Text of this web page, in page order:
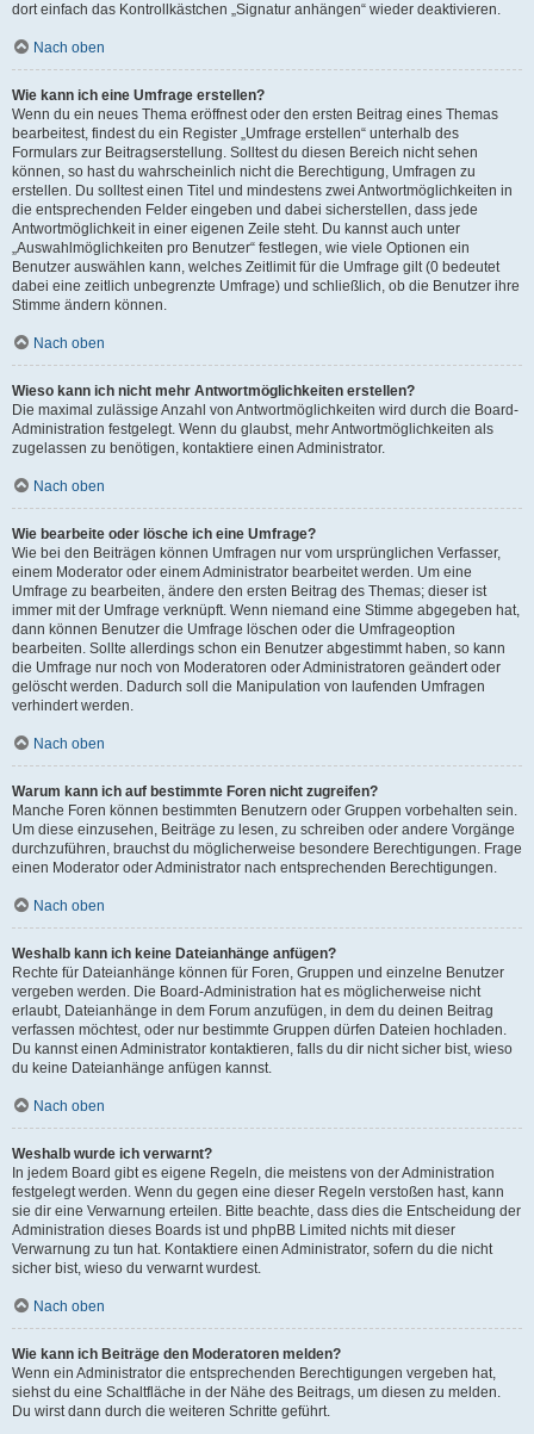
dort einfach das Kontrollkästchen „Signatur anhängen“ wieder deaktivieren.
Nach oben
Wie kann ich eine Umfrage erstellen?
Wenn du ein neues Thema eröffnest oder den ersten Beitrag eines Themas
bearbeitest, findest du ein Register „Umfrage erstellen“ unterhalb des
Formulars zur Beitragserstellung. Solltest du diesen Bereich nicht sehen
können, so hast du wahrscheinlich nicht die Berechtigung, Umfragen zu
erstellen. Du solltest einen Titel und mindestens zwei Antwortmöglichkeiten in
die entsprechenden Felder eingeben und dabei sicherstellen, dass jede
Antwortmöglichkeit in einer eigenen Zeile steht. Du kannst auch unter
„Auswahlmöglichkeiten pro Benutzer“ festlegen, wie viele Optionen ein
Benutzer auswählen kann, welches Zeitlimit für die Umfrage gilt (0 bedeutet
dabei eine zeitlich unbegrenzte Umfrage) und schließlich, ob die Benutzer ihre
Stimme ändern können.
Nach oben
Wieso kann ich nicht mehr Antwortmöglichkeiten erstellen?
Die maximal zulässige Anzahl von Antwortmöglichkeiten wird durch die Board-
Administration festgelegt. Wenn du glaubst, mehr Antwortmöglichkeiten als
zugelassen zu benötigen, kontaktiere einen Administrator.
Nach oben
Wie bearbeite oder lösche ich eine Umfrage?
Wie bei den Beiträgen können Umfragen nur vom ursprünglichen Verfasser,
einem Moderator oder einem Administrator bearbeitet werden. Um eine
Umfrage zu bearbeiten, ändere den ersten Beitrag des Themas; dieser ist
immer mit der Umfrage verknüpft. Wenn niemand eine Stimme abgegeben hat,
dann können Benutzer die Umfrage löschen oder die Umfrageoption
bearbeiten. Sollte allerdings schon ein Benutzer abgestimmt haben, so kann
die Umfrage nur noch von Moderatoren oder Administratoren geändert oder
gelöscht werden. Dadurch soll die Manipulation von laufenden Umfragen
verhindert werden.
Nach oben
Warum kann ich auf bestimmte Foren nicht zugreifen?
Manche Foren können bestimmten Benutzern oder Gruppen vorbehalten sein.
Um diese einzusehen, Beiträge zu lesen, zu schreiben oder andere Vorgänge
durchzuführen, brauchst du möglicherweise besondere Berechtigungen. Frage
einen Moderator oder Administrator nach entsprechenden Berechtigungen.
Nach oben
Weshalb kann ich keine Dateianhänge anfügen?
Rechte für Dateianhänge können für Foren, Gruppen und einzelne Benutzer
vergeben werden. Die Board-Administration hat es möglicherweise nicht
erlaubt, Dateianhänge in dem Forum anzufügen, in dem du deinen Beitrag
verfassen möchtest, oder nur bestimmte Gruppen dürfen Dateien hochladen.
Du kannst einen Administrator kontaktieren, falls du dir nicht sicher bist, wieso
du keine Dateianhänge anfügen kannst.
Nach oben
Weshalb wurde ich verwarnt?
In jedem Board gibt es eigene Regeln, die meistens von der Administration
festgelegt werden. Wenn du gegen eine dieser Regeln verstoßen hast, kann
sie dir eine Verwarnung erteilen. Bitte beachte, dass dies die Entscheidung der
Administration dieses Boards ist und phpBB Limited nichts mit dieser
Verwarnung zu tun hat. Kontaktiere einen Administrator, sofern du die nicht
sicher bist, wieso du verwarnt wurdest.
Nach oben
Wie kann ich Beiträge den Moderatoren melden?
Wenn ein Administrator die entsprechenden Berechtigungen vergeben hat,
siehst du eine Schaltfläche in der Nähe des Beitrags, um diesen zu melden.
Du wirst dann durch die weiteren Schritte geführt.